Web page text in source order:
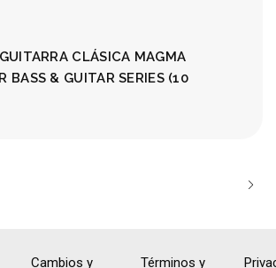
CLÁSICA MAGMA
BASS & GUITAR SERIES (10
Cambios y
Términos y